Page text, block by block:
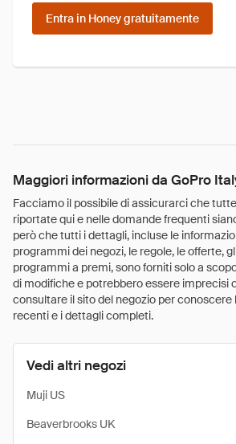
Entra in Honey gratuitamente
Maggiori informazioni da GoPro
Facciamo il possibile di assicurarci che
riportate qui e nelle domande frequenti
però che tutti i dettagli, incluse le
programmi dei negozi, le regole, le offerte,
programmi a premi, sono forniti solo a
di modifiche e potrebbero essere imprecisi
consultare il sito del negozio per conoscere
recenti e i dettagli completi.
Vedi altri negozi
Muji US
Beaverbrooks UK